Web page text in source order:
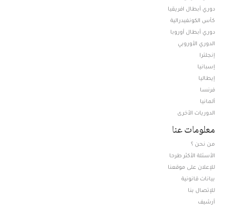
دوري أبطال افريقيا
كأس الكونفيدرالية
دوري أبطال أوروبا
الدوري الأوروبي
إنجلترا
إسبانيا
إيطاليا
فرنسا
ألمانيا
الدوريات الأخرى
معلومات عنا
من نحن ؟
الأسئلة الأكثر طرحا
للإعلان على موقعنا
بيانات قانونية
للإتصال بنا
أرشيف